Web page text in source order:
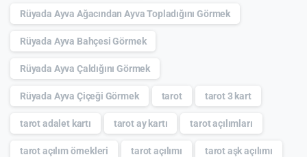
Rüyada Ayva Ağacından Ayva Topladığını Görmek
Rüyada Ayva Bahçesi Görmek
Rüyada Ayva Çaldığını Görmek
Rüyada Ayva Çiçeği Görmek tarot tarot 3 kart
tarot adalet kartı tarot ay kartı tarot açılımları
tarot açılım örnekleri tarot açılımı tarot aşk açılımı